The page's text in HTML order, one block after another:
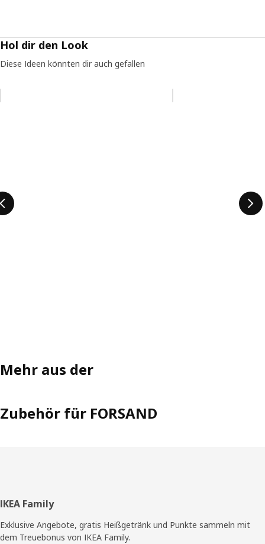
Hol dir den Look
Diese Ideen könnten dir auch gefallen
Mehr aus der
Zubehör für FORSAND
Fußzeile
IKEA Family
Exklusive Angebote, gratis Heißgetränk und Punkte sammeln mit
dem Treuebonus von IKEA Family.